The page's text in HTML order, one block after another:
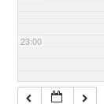
23:00